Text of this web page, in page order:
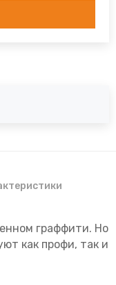
граффити. Но
как профи, так и